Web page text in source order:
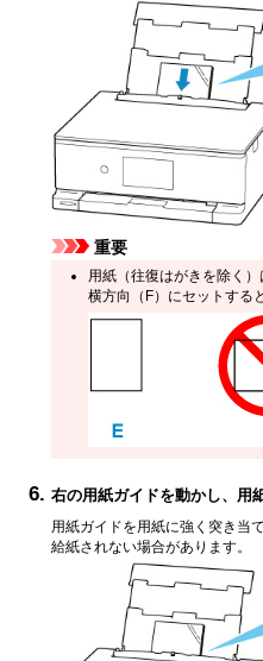
重要
用紙（往復はがきを除く）
横方向（F）にセットする
右の用紙ガイドを動かし、用
用紙ガイドを用紙に強く突き当
給紙されない場合があります。